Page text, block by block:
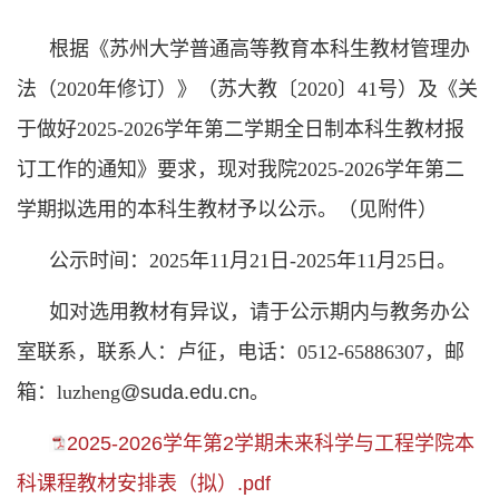
根据《苏州大学普通高等教育本科生教材管理办
法（2020年修订）》（苏大教〔2020〕41号）及《关
于做好2025-2026学年第二学期全日制本科生教材报
订工作的通知》要求，现对我院2025-2026学年第二
学期拟选用的本科生教材予以公示。（见附件）
公示时间：2025年11月21日-2025年11月25日。
如对选用教材有异议，请于公示期内与教务办公
室联系，联系人：卢征，电话：0512-65886307，邮
箱：luzheng@suda.edu.cn。
2025-2026学年第2学期未来科学与工程学院本
科课程教材安排表（拟）.pdf